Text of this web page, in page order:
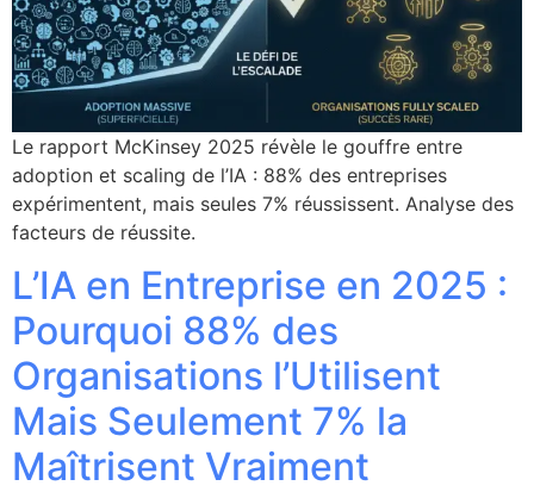
Le rapport McKinsey 2025 révèle le gouffre entre
adoption et scaling de l’IA : 88% des entreprises
expérimentent, mais seules 7% réussissent. Analyse des
facteurs de réussite.
L’IA en Entreprise en 2025 :
Pourquoi 88% des
Organisations l’Utilisent
Mais Seulement 7% la
Maîtrisent Vraiment